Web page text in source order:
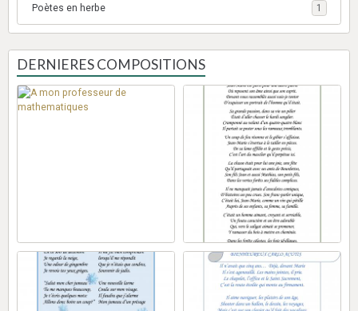
Poètes en herbe 1
DERNIERES COMPOSITIONS